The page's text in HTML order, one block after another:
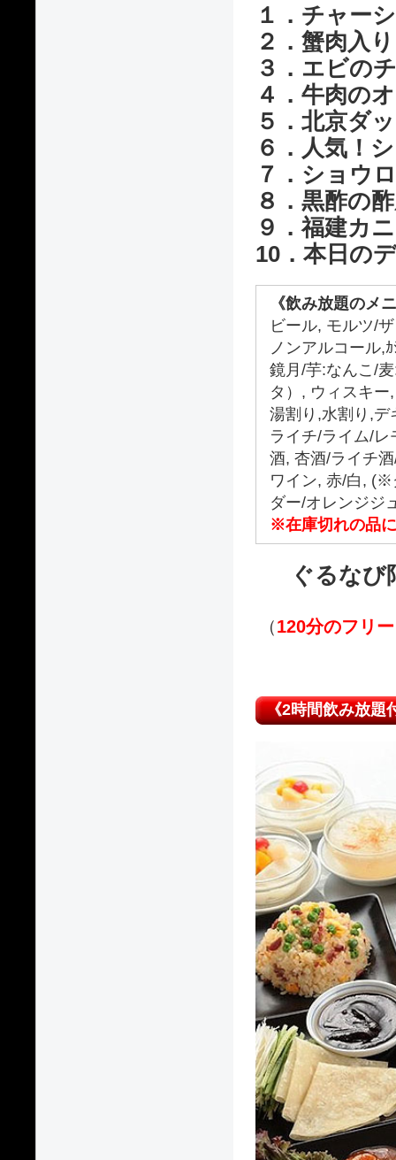
１．チャー
２．蟹肉入
３．エビの
４．牛肉の
５．北京ダ
６．人気！
７．ショウ
８．黒酢の
９．福建カ
10．本日の
《飲み放題のメ
ビール, モルツ/
ノンアルコール,
鏡月/芋:なんこ/
タ）, ウィスキ
湯割り,水割り,デ
ライチ/ライム/
酒, 杏酒/ライチ
ワイン, 赤/白, (※
ダー/オレンジジ
※在庫切れの品
ぐるな
（120分のフリ
《2時間飲み放題